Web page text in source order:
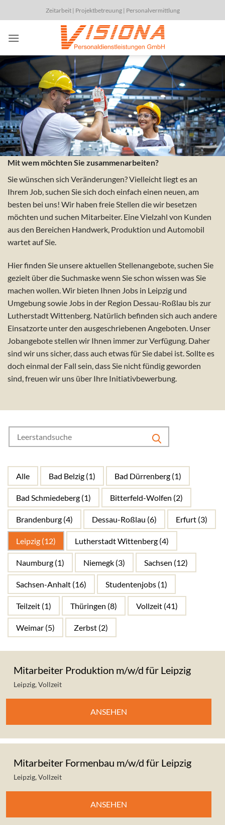
Inhalt
Zeitarbeit | Projektbetreuung | Personalvermittlung
Mit wem möchten Sie zusammenarbeiten?
Sie wünschen sich Veränderungen? Vielleicht liegt es an
Ihrem Job, suchen Sie sich doch einfach einen neuen, am
besten bei uns! Wir haben freie Stellen die wir besetzen
möchten und suchen Mitarbeiter. Eine Vielzahl von Kunden
aus den Bereichen Handwerk, Produktion und Automobil
wartet auf Sie.
Hier finden Sie unsere aktuellen Stellenangebote, suchen Sie
gezielt über die Suchmaske wenn Sie schon wissen was Sie
machen wollen. Wir bieten Ihnen Jobs in Leipzig und
Umgebung sowie Jobs in der Region Dessau-Roßlau bis zur
Lutherstadt Wittenberg. Natürlich befinden sich auch andere
Einsatzorte unter den ausgeschriebenen Angeboten. Unser
Jobangebote stellen wir Ihnen immer zur Verfügung. Daher
sind wir uns sicher, dass auch etwas für Sie dabei ist. Sollte es
doch einmal der Fall sein, dass Sie nicht fündig geworden
sind, freuen wir uns über Ihre Initiativbewerbung.
Alle Bad Belzig (1) Bad Dürrenberg (1)
Bad Schmiedeberg (1) Bitterfeld-Wolfen (2)
Brandenburg (4) Dessau-Roßlau (6) Erfurt (3)
Leipzig (12) Lutherstadt Wittenberg (4)
Naumburg (1) Niemegk (3) Sachsen (12)
Sachsen-Anhalt (16) Studentenjobs (1)
Teilzeit (1) Thüringen (8) Vollzeit (41)
Weimar (5) Zerbst (2)
Mitarbeiter Produktion m/w/d für Leipzig
Leipzig,Vollzeit
ANSEHEN
Mitarbeiter Formenbau m/w/d für Leipzig
Leipzig,Vollzeit
ANSEHEN